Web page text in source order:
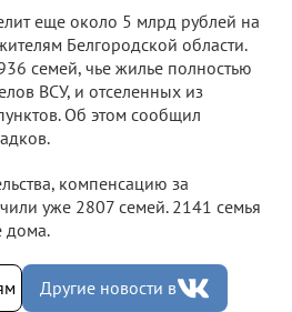
еще около 5 млрд рублей на
Белгородской области.
семей, чье жилье полностью
ВСУ, и отселенных из
Об этом сообщил
компенсацию за
уже 2807 семей. 2141 семья
дома.
Другие новости в